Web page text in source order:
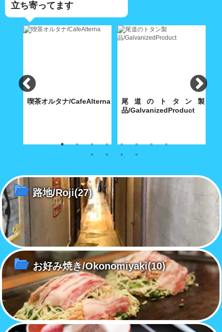
立ち寄ってます
喫茶オルタナ/CafeAlterna
八坂神社に通じる築島(明神)小
尾道のトタン製
品/GalvanizedProduct
内海製作所(大正9年創業)が今
ン・グッズ
路地/Roji(27)
お好み焼き/Okonomiyaki(10)